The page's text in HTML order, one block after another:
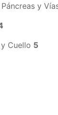
y
Cuello 5